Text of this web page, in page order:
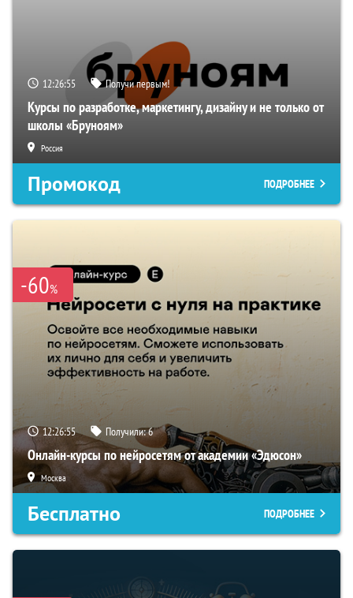
12:26:55 Получи первым!
Курсы по разработке, маркетингу, дизайну и не только от
школы «Бруноям»
Россия
Промокод ПОДРОБНЕЕ
-60%
12:26:55 Получили:6
Онлайн-курсы по нейросетям от академии «Эдюсон»
Москва
Бесплатно ПОДРОБНЕЕ